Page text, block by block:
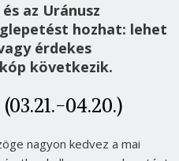
az Uránusz
hozhat: lehet
érdekes
következik.
04.20.)
nagyon kedvez a mai